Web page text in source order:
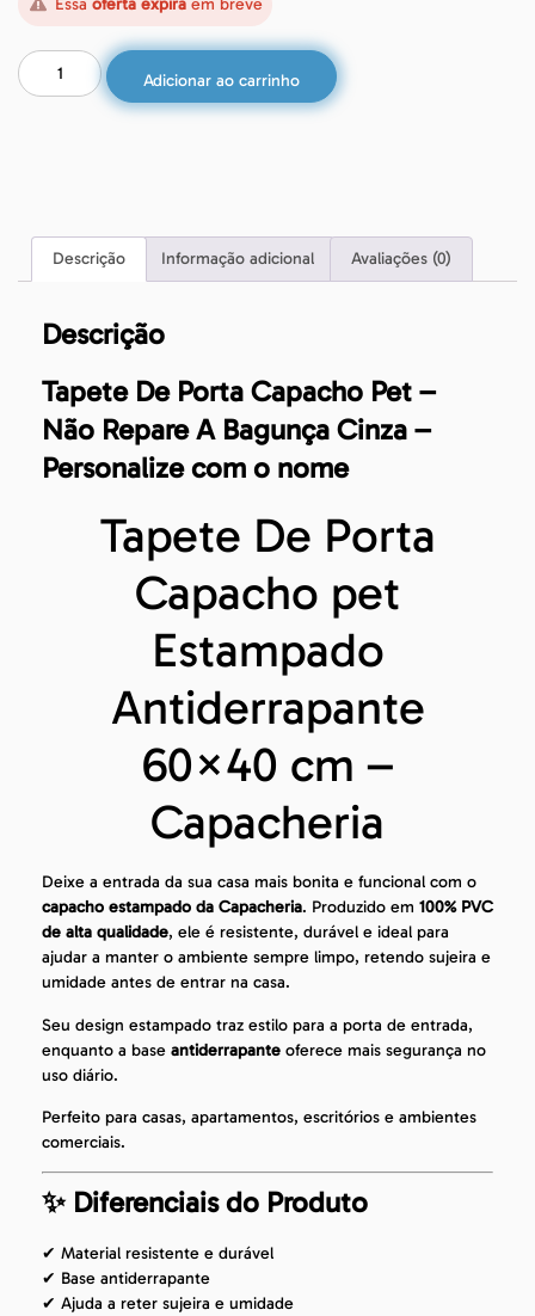
Adicionar ao carrinho
Descrição Informação adicional Avaliações (0)
Descrição
Tapete De Porta Capacho Pet –
Não Repare A Bagunça Cinza –
Personalize com o nome
Tapete De Porta
Capacho pet
Estampado
Antiderrapante
60×40 cm –
Capacheria
Deixe a entrada da sua casa mais bonita e funcional com o
capacho estampado da Capacheria. Produzido em 100% PVC
de alta qualidade, ele é resistente, durável e ideal para
ajudar a manter o ambiente sempre limpo, retendo sujeira e
umidade antes de entrar na casa.
Seu design estampado traz estilo para a porta de entrada,
enquanto a base antiderrapante oferece mais segurança no
uso diário.
Perfeito para casas, apartamentos, escritórios e ambientes
comerciais.
✨ Diferenciais do Produto
✔ Material resistente e durável
✔ Base antiderrapante
✔ Ajuda a reter sujeira e umidade